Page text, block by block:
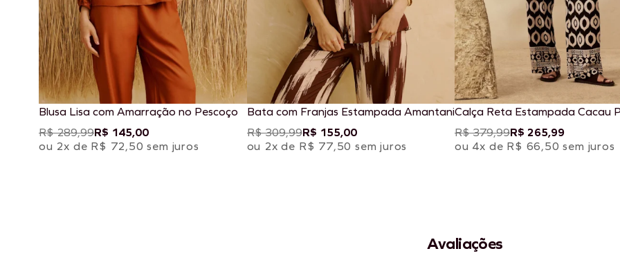
Blusa Lisa com Amarração no Pescoço
R$ 289,99R$ 145,00
ou 2x de R$ 72,50 sem juros
Bata com Franjas Estampada Amantani
R$ 309,99R$ 155,00
ou 2x de R$ 77,50 sem juros
Calça Reta Estampada Cacau
R$ 379,99R$ 265,99
ou 4x de R$ 66,50 sem juros
Avaliações